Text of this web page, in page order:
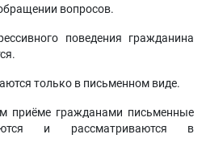
вопросов.
поведения гражданина
только в письменном виде.
приёме гражданами письменные
и рассматриваются в